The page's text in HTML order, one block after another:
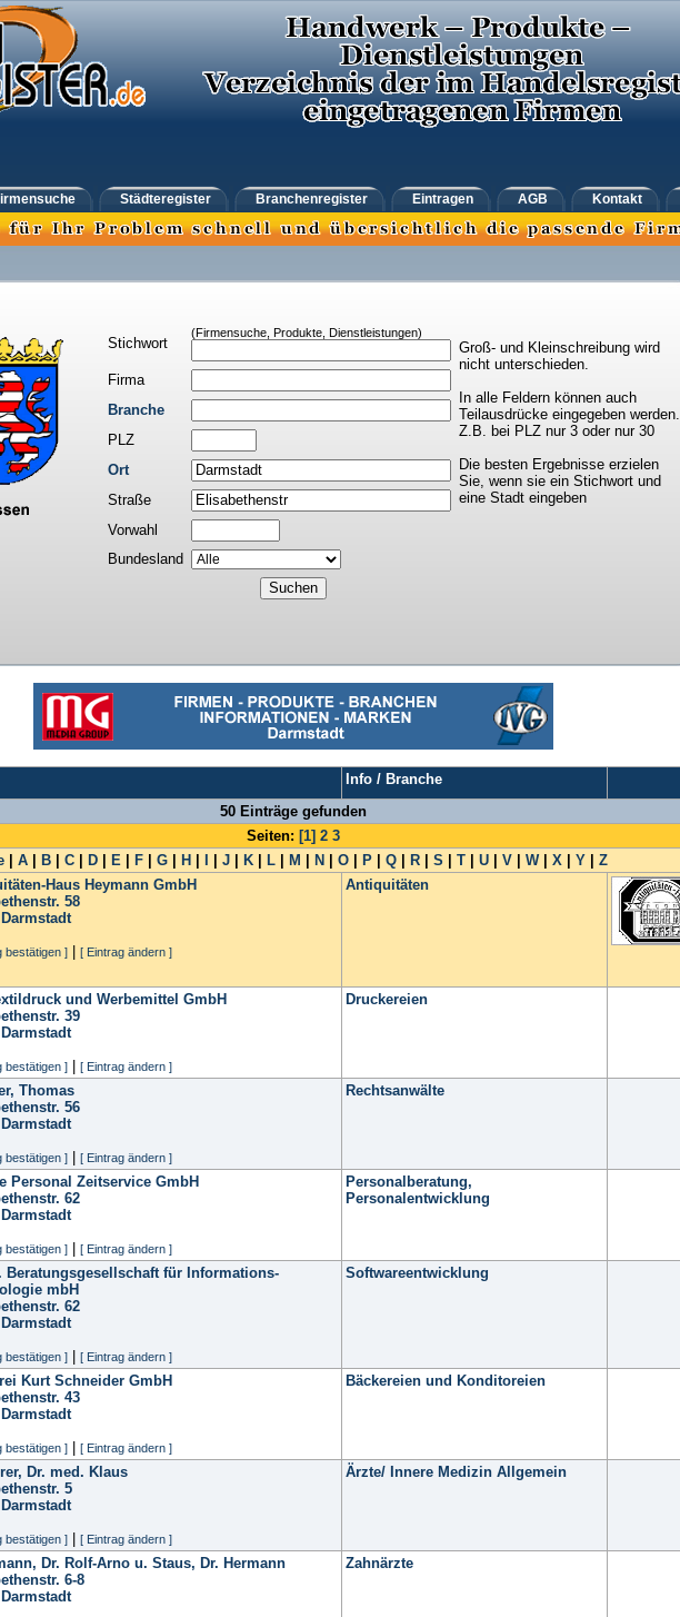
Städteregister Branchenregister Eintragen AGB Kontakt
Stichwort
(Firmensuche, Produkte, Dienstleistungen)
Groß- und Kleinschreibung wird
nicht unterschieden.
In alle Feldern können auch
Teilausdrücke eingegeben werden.
Z.B. bei PLZ nur 3 oder nur 30
Die besten Ergebnisse erzielen
Sie, wenn sie ein Stichwort und
eine Stadt eingeben
Firma
Branche
PLZ
Ort
Straße
Vorwahl
Bundesland
Info / Branche
50 Einträge gefunden
Seiten: [1] 2 3
A B C D E F G H J K L M N O P Q R S T U V W| X Y
Z
Haus Heymann GmbH
58
Darmstadt
bestätigen ] [ Eintrag ändern ]
Antiquitäten
und Werbemittel GmbH
39
Darmstadt
bestätigen ] [ Eintrag ändern ]
Druckereien
Thomas
56
Darmstadt
bestätigen ] [ Eintrag ändern ]
Rechtsanwälte
Personal Zeitservice GmbH
62
Darmstadt
bestätigen ] [ Eintrag ändern ]
Personalberatung,
Personalentwicklung
Beratungsgesellschaft für Informations-
mbH
62
Darmstadt
bestätigen ] [ Eintrag ändern ]
Softwareentwicklung
Kurt Schneider GmbH
43
Darmstadt
bestätigen ] [ Eintrag ändern ]
Bäckereien und Konditoreien
Dr. med. Klaus
5
Darmstadt
bestätigen ] [ Eintrag ändern ]
Ärzte/ Innere Medizin Allgemein
Dr. Rolf-Arno u. Staus, Dr. Hermann
6-8
Darmstadt
Zahnärzte